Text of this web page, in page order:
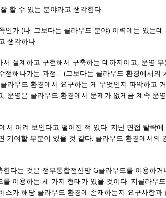
할 수 있는 분야라고 생각한다.
인가 (나: 그보다는 클라우드 분야) 이력에는 있는데
생각하나
설계하고 구현해서 구축하는 데까지이고, 운영
정해나가는 과정… (그보다는 클라우드 환경에서의
라우드 환경에서 요구하는 게 무엇인지 파악하고
운영은 클라우드 환경에서 문제가 없게끔 계속 운
서 어려 보인다고 떨어진 적 있다. 지난 면접 탈락
기여할 부분이 있을 것 같다. 클라우드 환경에서의
다는 것은 정부통합전산망 G클라우드를 이용하
이용하는 세 가지 형태가 있을 것이다. 지클라우
스가 해당 클라우드 환경에 존재하는지 요구사항과